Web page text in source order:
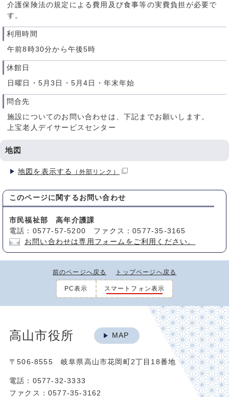
介護保険法の規定による費用及び食事等の実費負担が必要で
す。
利用時間
午前8時30分から午後5時
休館日
日曜日・5月3日・5月4日・年末年始
問合先
施設についてのお問い合わせは、下記までお願いします。
上宝老人デイサービスセンター
地図
地図を表示する （外部リンク）
このページに関する お問い合わせ
市民福祉部 高年介護課
電話：0577-57-5200 ファクス：0577-35-3165
お問い合わせは専用フォームをご利用ください。
前のページへ戻る トップページへ戻る
PC表示 スマートフォン表示
高山市役所 MAP
〒506-8555 岐阜県高山市花岡町2丁目18番地
電話：0577-32-3333
ファクス：0577-35-3162